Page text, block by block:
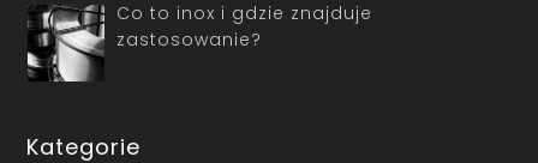
Co to inox i gdzie znajduje
zastosowanie?
Kategorie